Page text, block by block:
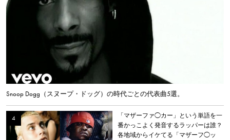
Snoop Dogg（スヌープ・ドッグ）の時代ごとの代表曲5選。
「マザーファ◯カー」という単語を一
番かっこよく発音するラッパーは誰？
各地域からイケてる「マザーフ◯ッ